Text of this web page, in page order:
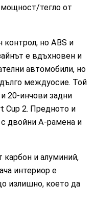
тегло от
но ABS и
е вдъхновен и
автомобили, но
междуосие. Той
20-инчови задни
Cup 2. Предното и
двойни А-рамена и
и алуминий,
интериор е
излишно, което да